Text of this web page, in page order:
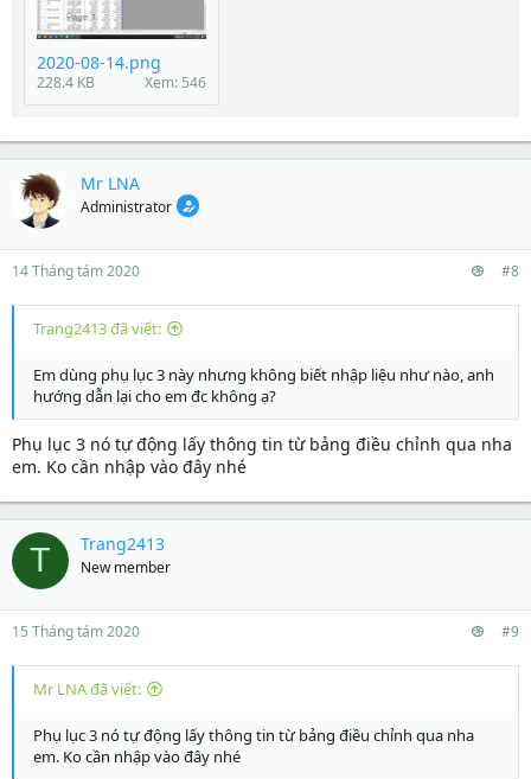
2020-08-14.png
228.4 KB Xem: 546
Mr LNA
Administrator
14 Tháng tám 2020 #8
Trang2413 đã viết:
Em dùng phụ lục 3 này nhưng không biết nhập liệu như nào, anh
hướng dẫn lại cho em đc không ạ?
Phụ lục 3 nó tự động lấy thông tin từ bảng điều chỉnh qua nha
em. Ko cần nhập vào đây nhé
T Trang2413
New member
15 Tháng tám 2020 #9
Mr LNA đã viết:
Phụ lục 3 nó tự động lấy thông tin từ bảng điều chỉnh qua nha
em. Ko cần nhập vào đây nhé